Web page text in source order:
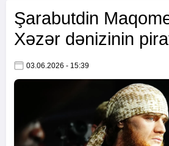
Şarabutdin
Xəzər dənizinin
03.06.2026 - 15:39